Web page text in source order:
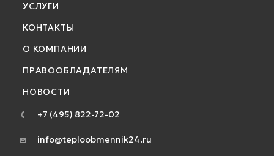
УСЛУГИ
КОНТАКТЫ
О КОМПАНИИ
ПРАВООБЛАДАТЕЛЯМ
НОВОСТИ
+7 (495) 822-72-02
info@teploobmennik24.ru